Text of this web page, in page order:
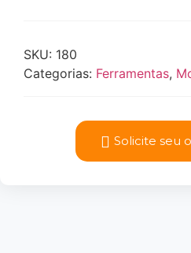
SKU: 180
Categorias: Ferramentas,
Solicite seu